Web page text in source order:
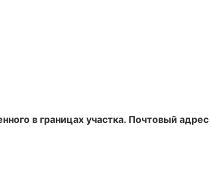
в границах участка. Почтовый адрес